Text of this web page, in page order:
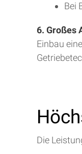
Bei
6. Großes
Einbau
Die